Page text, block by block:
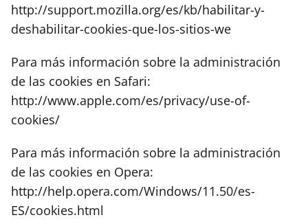
http://support.mozilla.org/es/kb/habilitar-y-
deshabilitar-cookies-que-los-sitios-we
Para más información sobre la administración
de las cookies en Safari:
http://www.apple.com/es/privacy/use-of-
cookies/
Para más información sobre la administración
de las cookies en Opera:
http://help.opera.com/Windows/11.50/es-
ES/cookies.html